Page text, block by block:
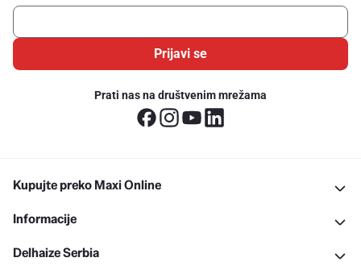
Prijavi se
Prati nas na društvenim mrežama
Kupujte preko Maxi Online
Informacije
Delhaize Serbia